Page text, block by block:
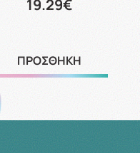
19.29€
ΠΡΟΣΘΗΚΗ